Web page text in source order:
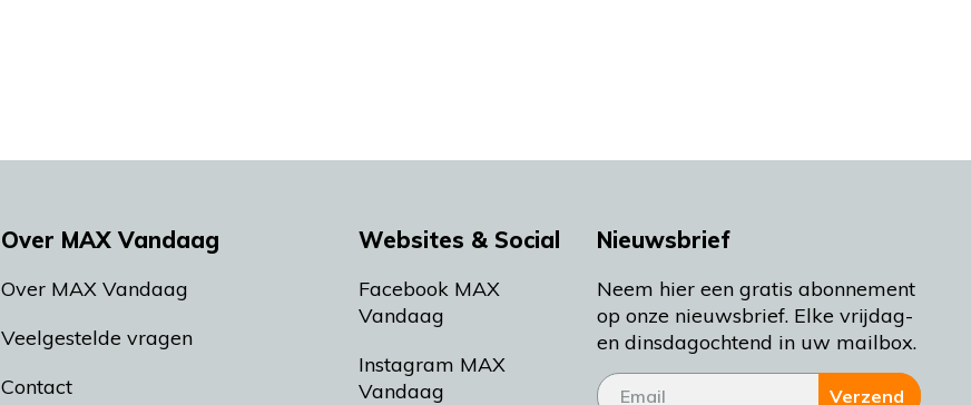
Over MAX Vandaag
Over MAX Vandaag
Veelgestelde vragen
Contact
Websites & Social
Facebook MAX
Vandaag
Instagram MAX
Vandaag
Nieuwsbrief
Neem hier een gratis abonnement
op onze nieuwsbrief. Elke vrijdag-
en dinsdagochtend in uw mailbox.
Verzend